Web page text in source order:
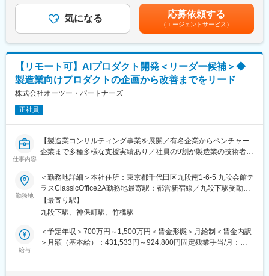
しの良い雰囲気です。服装もカジュアルでジャケパンやデニムで
働かれている社員もいるようです。オフィスは六本木の東京ミッ
ドタウン・タワーにあり、執務室はもちろん、お客様用の会議
室、エントランス、ロビーなどもデザイナーの意匠が凝らされた
デザインやインテリアになっています。
■Authenseグループについて：
Authenseは、弁護士、税理士、弁理士、司法書士、社労士、コン
サルティングといった各分野のプロフェッショナルが集まった
professional groupです。Authense社労士法人はその一角を担っ
変更の範囲：会社の定める業務
開発・運用のリード
・顧客課題の整理からソリューション設計までを一貫して実施
・AIモデルの実装・最適化（Python＋Azure環境）
＜業務特徴＞
・プライム案件多数
・要件定義からテスト、運用まで一気通貫で支援
【製造業向け製品に関する法規DX化支援】
法律違反の削減と効率化のために製品に関する法規情報のDXを推
ック自動化システムの構築を支援。
上記以外にも、以下のような事例がございます。
・配車アルゴリズムのPoC開発
※基本的には、PMを含めて2~3名で参画します。
残業手当＞有＜給与補足＞※経験・スキル等を考慮した上で決定い
たします。※年収には業績賞与（2回）を含みます。・住宅手当：
22,100円（全社員一律支給）■昇給：年2回■賞与：有（年2回)
※2025年度決算賞与実績あり（等級と業績により変動）賃金はあ
くまでも目安の金額であり、選考を通じて上下する可能性があり
ます。月給(月額)は固定手当を含めた表記です。
気になる 応募依頼する
（エージェントサービス）
【リモート可】AIプロダクト開発＜リーダー候補＞◆
製造業向けプロダクトの企画から改善までをリード
株式会社オーツー・パートナーズ
正社員
仕事内容
【製造業コンサルティング事業を展開／有名企業からベンチャー
企業まで多種多様な支援実績あり／社員の9割が製造業の技術者出
■業務概要：
製造業の設計開発領域に特化したAIエージェント「muspec」のプ
ロダクト開発をリードいただくポジションです。
本ポジションでは、AI技術そのものの研究開発にとどまらず、製
造業の実務課題を理解し、顧客・コンサルタント・エンジニアと
連携しながら、プロダクトの機能企画、要件定義、開発推進、品
質改善、導入後の改善サイクルまでをリードしていただきます。
勤務地
＜勤務地詳細＞本社住所：東京都千代田区九段南1-6-5 九段会館テ
ラスClassicOffice2A勤務地最寄駅：都営新宿線／九段下駅受動喫
煙対策：屋内全面禁煙変更の範囲：会社の定める事業所（リモー
トワーク含む）
【最寄り駅】
九段下駅、神保町駅、竹橋駅
給与
＜予定年収＞700万円～1,500万円＜賃金形態＞月給制＜賃金内訳
＞月額（基本給）：431,533円～924,800円固定残業手当/月：